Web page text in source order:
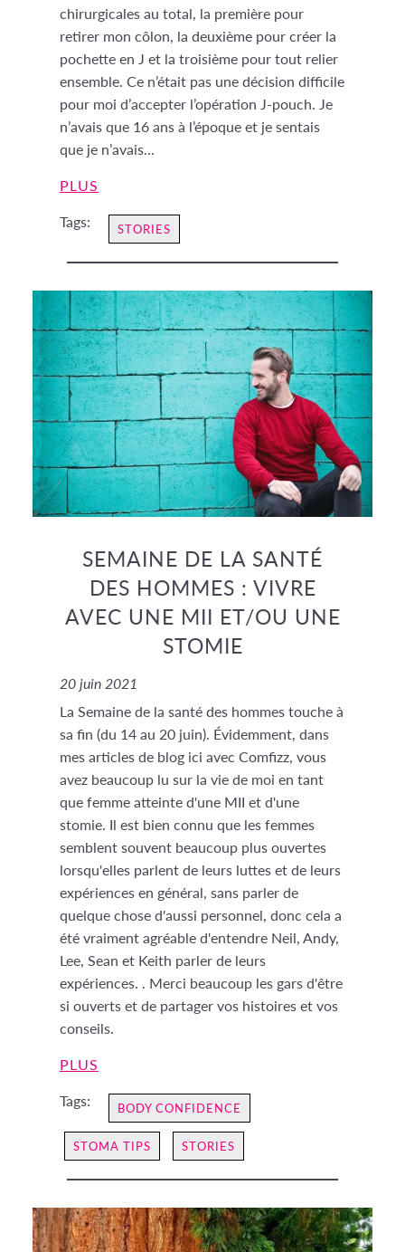
chirurgicales au total, la première pour
retirer mon côlon, la deuxième pour créer la
pochette en J et la troisième pour tout relier
ensemble. Ce n’était pas une décision difficile
pour moi d’accepter l’opération J-pouch. Je
n’avais que 16 ans à l’époque et je sentais
que je n’avais...
PLUS
Tags: STORIES
SEMAINE DE LA SANTÉ
DES HOMMES : VIVRE
AVEC UNE MII ET/OU UNE
STOMIE
20 juin 2021
La Semaine de la santé des hommes touche à
sa fin (du 14 au 20 juin). Évidemment, dans
mes articles de blog ici avec Comfizz, vous
avez beaucoup lu sur la vie de moi en tant
que femme atteinte d'une MII et d'une
stomie. Il est bien connu que les femmes
semblent souvent beaucoup plus ouvertes
lorsqu'elles parlent de leurs luttes et de leurs
expériences en général, sans parler de
quelque chose d'aussi personnel, donc cela a
été vraiment agréable d'entendre Neil, Andy,
Lee, Sean et Keith parler de leurs
expériences. . Merci beaucoup les gars d'être
si ouverts et de partager vos histoires et vos
conseils.
PLUS
Tags: BODY CONFIDENCE
STOMA TIPS STORIES